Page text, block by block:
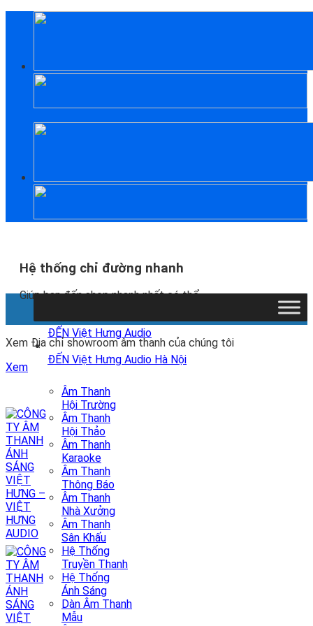
Hệ thống chỉ đường nhanh
Giúp bạn đến shop nhanh nhất có thể
ĐẾN Việt Hưng Audio
ĐẾN Việt Hưng Audio Hà Nội
Xem Địa chỉ showroom âm thanh của chúng tôi
Xem
Âm Thanh
Hội Trường
Âm Thanh
Hội Thảo
Âm Thanh
Karaoke
Âm Thanh
Thông Báo
Âm Thanh
Nhà Xưởng
Âm Thanh
Sân Khấu
Hệ Thống
Truyền Thanh
Hệ Thống
Ánh Sáng
Dàn Âm Thanh
Mẫu